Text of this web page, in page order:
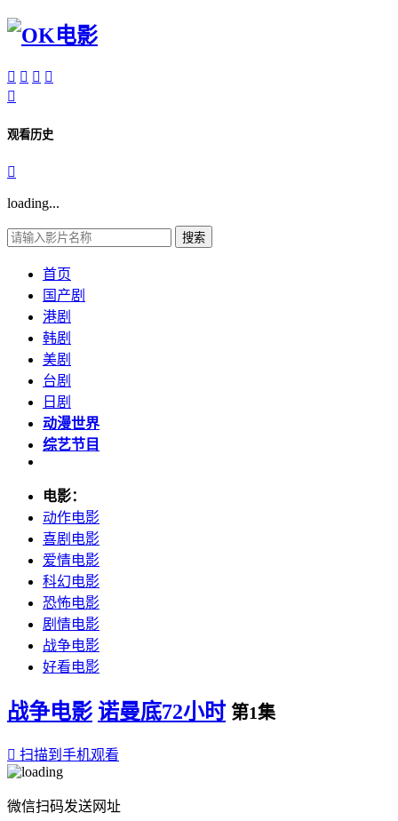
   

观看历史

loading...
搜索
首页
国产剧
港剧
韩剧
美剧
台剧
日剧
动漫世界
综艺节目
电影：
动作电影
喜剧电影
爱情电影
科幻电影
恐怖电影
剧情电影
战争电影
好看电影
战争电影 诺曼底72小时 第1集
 扫描到手机观看
微信扫码发送网址